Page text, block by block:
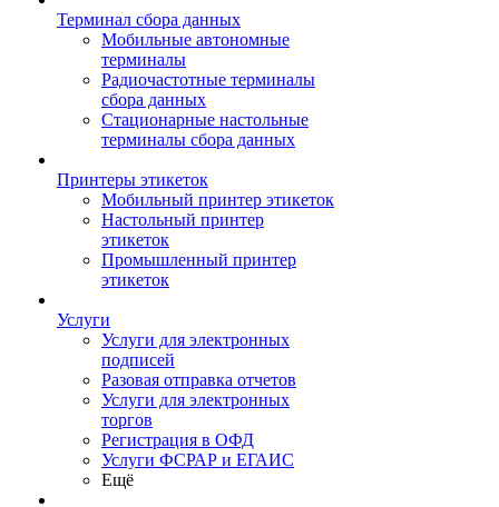
Терминал сбора данных
Мобильные автономные
терминалы
Радиочастотные терминалы
сбора данных
Стационарные настольные
терминалы сбора данных
Принтеры этикеток
Мобильный принтер этикеток
Настольный принтер
этикеток
Промышленный принтер
этикеток
Услуги
Услуги для электронных
подписей
Разовая отправка отчетов
Услуги для электронных
торгов
Регистрация в ОФД
Услуги ФСРАР и ЕГАИС
Ещё